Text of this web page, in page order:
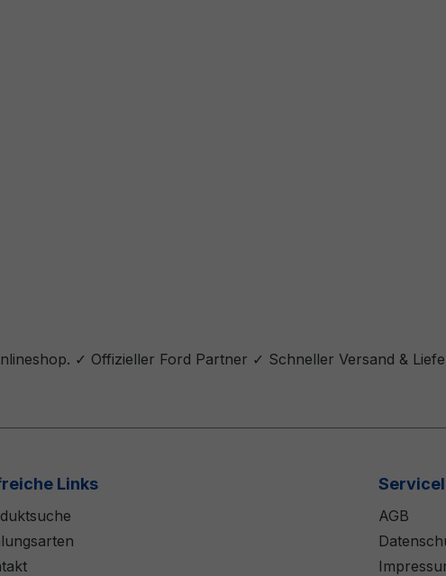
✓ Offizieller Ford Partner ✓ Schneller Versand &
Links
AGB